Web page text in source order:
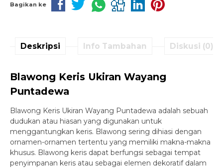
Bagikan ke
Deskripsi Info Tambahan Diskusi (0)
Blawong Keris Ukiran Wayang
Puntadewa
Blawong Keris Ukiran Wayang Puntadewa adalah sebuah
dudukan atau hiasan yang digunakan untuk
menggantungkan keris. Blawong sering dihiasi dengan
ornamen-ornamen tertentu yang memiliki makna-makna
khusus. Blawong keris dapat berfungsi sebagai tempat
penyimpanan keris atau sebagai elemen dekoratif dalam